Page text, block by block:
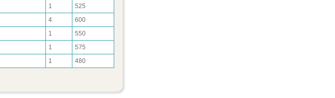
1
525
4
600
1
550
1
575
1 480